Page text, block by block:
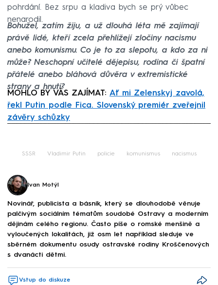
pohrdání. Bez srpu a kladiva bych se prý vůbec
nenarodil.
Bohužel, zatím žiju, a už dlouhá léta mě zajímají
právě lidé, kteří zcela přehlížejí zločiny nacismu
anebo komunismu. Co je to za slepotu, a kdo za ni
může? Neschopní učitelé dějepisu, rodina či špatní
přátelé anebo bláhová důvěra v extremistické
strany a hnutí?
MOHLO BY VÁS ZAJÍMAT: Ať mi Zelenskyj zavolá,
řekl Putin podle Fica. Slovenský premiér zveřejnil
závěry schůzky
SSSR Vladimir Putin policie komunismus nacismus
Ivan Motýl
Novinář, publicista a básník, který se dlouhodobě věnuje
palčivým sociálním tématům soudobé Ostravy a moderním
dějinám celého regionu. Často píše o romské menšině a
vyloučených lokalitách, již osm let například sleduje ve
sběrném dokumentu osudy ostravské rodiny Kroščenových
s dvanácti dětmi.
Vstup do diskuze